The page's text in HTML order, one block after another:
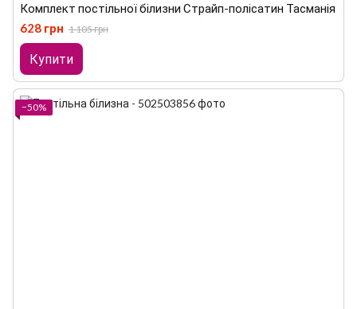
Комплект постільної білизни Страйп-полісатин Тасманія
628 грн 1 105 грн
Купити
−50%